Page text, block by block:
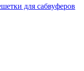
для сабвуферов